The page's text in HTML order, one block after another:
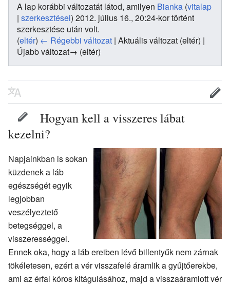
A lap korábbi változatát látod, amilyen Bianka (vitalap
| szerkesztései) 2012. július 16., 20:24-kor történt
szerkesztése után volt.
(eltér) ← Régebbi változat | Aktuális változat (eltér) |
Újabb változat→ (eltér)
Hogyan kell a visszeres lábat
kezelni?
Napjainkban is sokan
küzdenek a láb
egészségét egyik
legjobban
veszélyeztető
betegséggel, a
visszerességgel.
Ennek oka, hogy a láb ereiben lévő billentyűk nem zárnak
tökéletesen, ezért a vér visszafelé áramlik a gyűjtőerekbe,
ami az érfal kóros kitágulásához, majd a visszaáramlott vér